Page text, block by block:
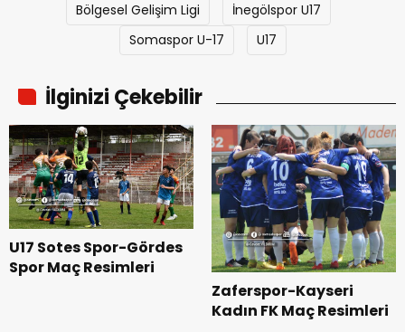
Bölgesel Gelişim Ligi
İnegölspor U17
Somaspor U-17
U17
İlginizi Çekebilir
U17 Sotes Spor-Gördes
Spor Maç Resimleri
Zaferspor-Kayseri
Kadın FK Maç Resimleri